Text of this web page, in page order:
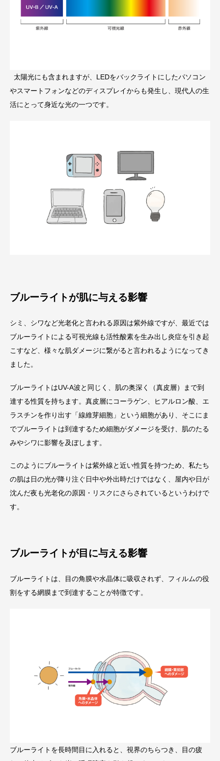
太陽光にも含まれますが、LEDをバックライトにしたパソコン
やスマートフォンなどのディスプレイからも発生し、現代人の生
活にとって身近な光の一つです。
ブルーライトが肌に与える影響
シミ、シワなど光老化と言われる原因は紫外線ですが、最近では
ブルーライトによる可視光線も活性酸素を生み出し炎症を引き起
こすなど、様々な肌ダメージに繋がると言われるようになってき
ました。
ブルーライトはUV-A波と同じく、肌の奥深く（真皮層）まで到
達する性質を持ちます。真皮層にコーラゲン、ヒアルロン酸、エ
ラスチンを作り出す「線維芽細胞」という細胞があり、そこにま
でブルーライトは到達するため細胞がダメージを受け、肌のたる
みやシワに影響を及ぼします。
このようにブルーライトは紫外線と近い性質を持つため、私たち
の肌は日の光が降り注ぐ日中や外出時だけではなく、屋内や日が
沈んだ夜も光老化の原因・リスクにさらされているというわけで
す。
ブルーライトが目に与える影響
ブルーライトは、目の角膜や水晶体に吸収されず、フィルムの役
割をする網膜まで到達することが特徴です。
ブルーライトを長時間目に入れると、視界のちらつき、目の疲